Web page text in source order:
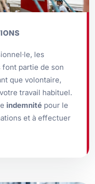
les
partie de son
que volontaire,
travail habituel.
indemnité pour le
et à effectuer